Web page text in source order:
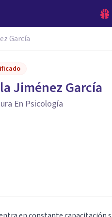
García
Jiménez García
En Psicología